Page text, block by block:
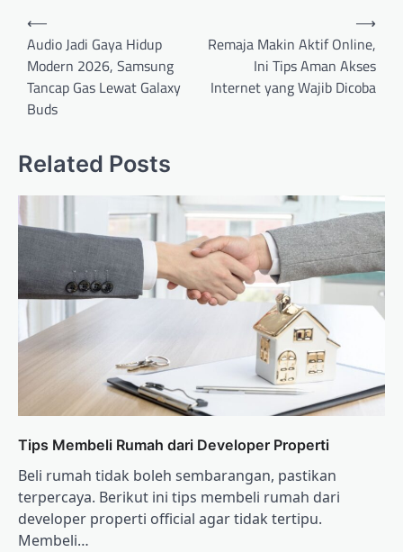
Post
navigation
⟵
Audio Jadi Gaya Hidup
Modern 2026, Samsung
Tancap Gas Lewat Galaxy
Buds
Remaja Makin Aktif Online,
Ini Tips Aman Akses
Internet yang Wajib Dicoba
⟶
Related Posts
Tips Membeli Rumah dari Developer Properti
Beli rumah tidak boleh sembarangan, pastikan
terpercaya. Berikut ini tips membeli rumah dari
developer properti official agar tidak tertipu.
Membeli…